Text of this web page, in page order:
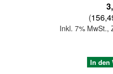
(
Inkl. 7% MwSt.,
In den